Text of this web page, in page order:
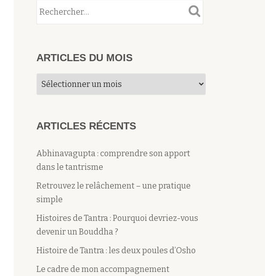
ARTICLES DU MOIS
Articles
du
ARTICLES RÉCENTS
Abhinavagupta : comprendre son apport
dans le tantrisme
Retrouvez le relâchement – une pratique
simple
Histoires de Tantra : Pourquoi devriez-vous
devenir un Bouddha ?
Histoire de Tantra : les deux poules d’Osho
Le cadre de mon accompagnement